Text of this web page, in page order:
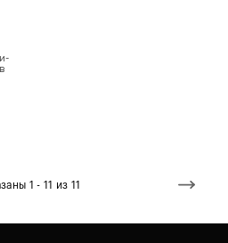
1 - 11 из 11